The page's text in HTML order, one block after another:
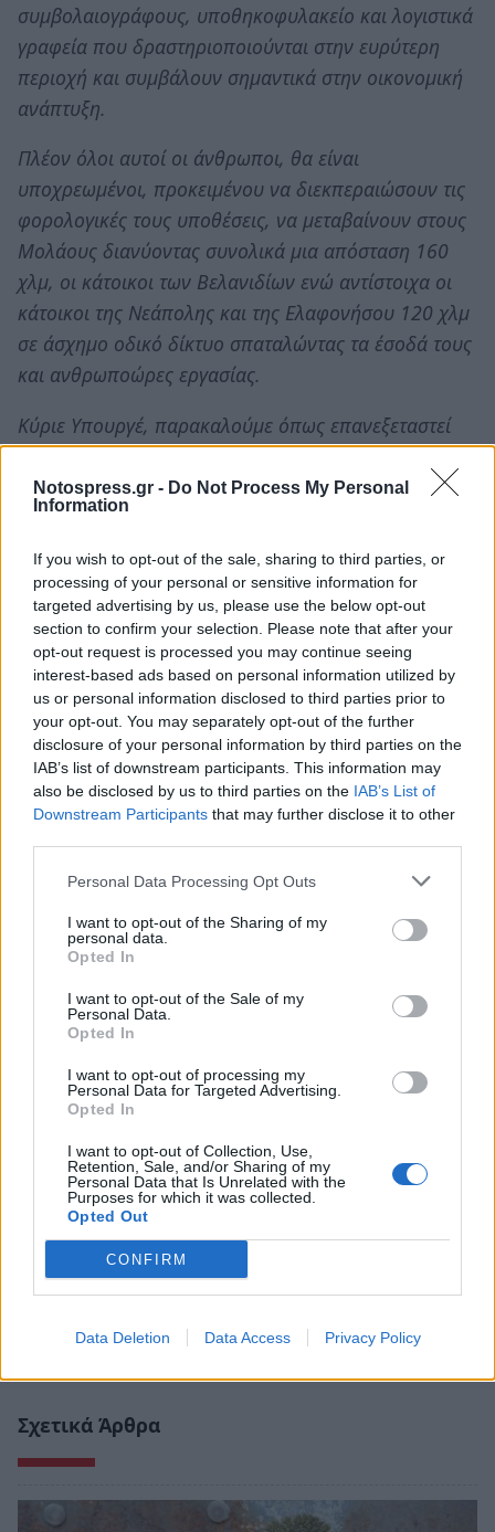
Notospress.gr - Do Not Process My Personal
Information
If you wish to opt-out of the sale, sharing to third parties, or
processing of your personal or sensitive information for
targeted advertising by us, please use the below opt-out
section to confirm your selection. Please note that after your
opt-out request is processed you may continue seeing
interest-based ads based on personal information utilized by
us or personal information disclosed to third parties prior to
your opt-out. You may separately opt-out of the further
disclosure of your personal information by third parties on the
IAB’s list of downstream participants. This information may
also be disclosed by us to third parties on the IAB’s List of
Downstream Participants that may further disclose it to other
Personal Data Processing Opt Outs
I want to opt-out of the Sharing of my
personal data.
Opted In
I want to opt-out of the Sale of my
Personal Data.
Opted In
I want to opt-out of processing my
Personal Data for Targeted Advertising.
Opted In
I want to opt-out of Collection, Use,
Retention, Sale, and/or Sharing of my
Personal Data that Is Unrelated with the
Purposes for which it was collected.
Opted Out
CONFIRM
Data Deletion Data Access Privacy Policy
συμβολαιογράφους, υποθηκοφυλακείο και λογιστικά
γραφεία που δραστηριοποιούνται στην ευρύτερη
περιοχή και συμβάλουν σημαντικά στην οικονομική
ανάπτυξη.
Πλέον όλοι αυτοί οι άνθρωποι, θα είναι
υποχρεωμένοι, προκειμένου να διεκπεραιώσουν τις
φορολογικές τους υποθέσεις, να μεταβαίνουν στους
Μολάους διανύοντας συνολικά μια απόσταση 160
χλμ, οι κάτοικοι των Βελανιδίων ενώ αντίστοιχα οι
κάτοικοι της Νεάπολης και της Ελαφονήσου 120 χλμ
σε άσχημο οδικό δίκτυο σπαταλώντας τα έσοδά τους
και ανθρωποώρες εργασίας.
Κύριε Υπουργέ, παρακαλούμε όπως επανεξεταστεί
έστω και τώρα η απόφασή σας και να μην
προχωρήσει η κατάργηση της Δ.Ο.Υ Νεάπολης Δήμου
Μονεμβασιάς».
TAGS: ΑΥΤΟΔΙΟΙΚΗΣΗ
Σχετικά Άρθρα